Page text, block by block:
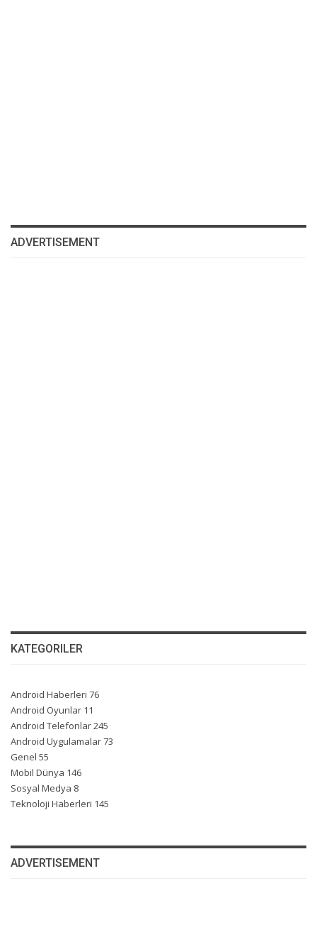
ADVERTISEMENT
KATEGORILER
Android Haberleri 76
Android Oyunlar 11
Android Telefonlar245
Android Uygulamalar73
Genel 55
Mobil Dünya 146
Sosyal Medya 8
Teknoloji Haberleri 145
ADVERTISEMENT